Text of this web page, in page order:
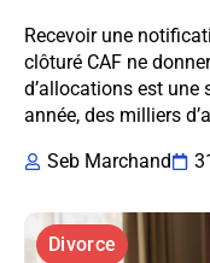
Recevoir une
clôturé CAF ne
d’allocations est
année, des milliers
Seb Marchand
Divorce